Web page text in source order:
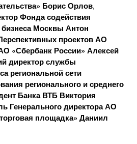
Борис Орлов,
Фонда содействия
Москвы Антон
проектов АО
«Сбербанк России» Алексей
директор службы
региональной сети
регионального и среднего
Банка ВТБ Виктория
Генерального директора АО
площадка» Даниил